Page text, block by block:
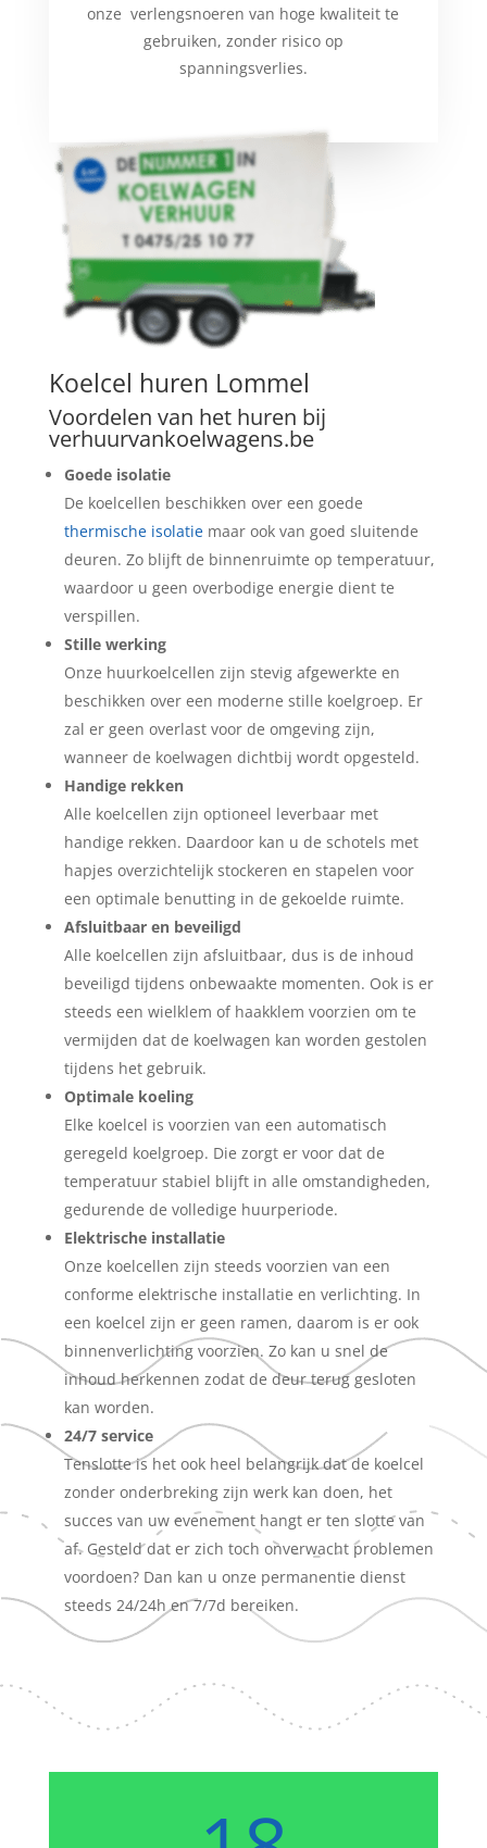
onze verlengsnoeren van hoge kwaliteit te
gebruiken, zonder risico op
spanningsverlies.
Koelcel huren Lommel
Voordelen van het huren bij
verhuurvankoelwagens.be
Goede isolatie
De koelcellen beschikken over een goede
thermische isolatiemaar ook van goed sluitende
deuren. Zo blijft de binnenruimte op temperatuur,
waardoor u geen overbodige energie dient te
verspillen.
Stille werking
Onze huurkoelcellen zijn stevig afgewerkte en
beschikken over een moderne stille koelgroep. Er
zal er geen overlast voor de omgeving zijn,
wanneer de koelwagen dichtbij wordt opgesteld.
Handige rekken
Alle koelcellen zijn optioneel leverbaar met
handige rekken. Daardoor kan u de schotels met
hapjes overzichtelijk stockeren en stapelen voor
een optimale benutting in de gekoelde ruimte.
Afsluitbaar en beveiligd
Alle koelcellen zijn afsluitbaar, dus is de inhoud
beveiligd tijdens onbewaakte momenten. Ook is er
steeds een wielklem of haakklem voorzien om te
vermijden dat de koelwagen kan worden gestolen
tijdens het gebruik.
Optimale koeling
Elke koelcel is voorzien van een automatisch
geregeld koelgroep. Die zorgt er voor dat de
temperatuur stabiel blijft in alle omstandigheden,
gedurende de volledige huurperiode.
Elektrische installatie
Onze koelcellen zijn steeds voorzien van een
conforme elektrische installatie en verlichting. In
een koelcel zijn er geen ramen, daarom is er ook
binnenverlichting voorzien. Zo kan u snel de
inhoud herkennen zodat de deur terug gesloten
kan worden.
24/7 service
Tenslotte is het ook heel belangrijk dat de koelcel
zonder onderbreking zijn werk kan doen, het
succes van uw evenement hangt er ten slotte van
af. Gesteld dat er zich toch onverwacht problemen
voordoen? Dan kan u onze permanentie dienst
steeds 24/24h en 7/7d bereiken.